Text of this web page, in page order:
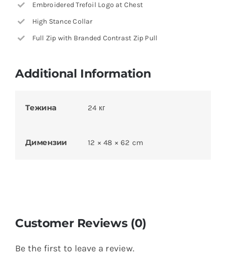
Embroidered Trefoil Logo at Chest
High Stance Collar
Full Zip with Branded Contrast Zip Pull
Additional Information
Тежина 24 кг
Димензии 12 × 48 × 62 cm
Customer Reviews (0)
Be the first to leave a review.